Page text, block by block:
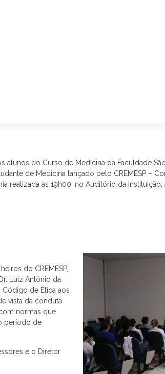
alunos do Curso de Medicina da Faculdade
de Medicina lançado pelo CREMESP –
realizada às 19h00, no Auditório da Instituição,
do CREMESP,
Luiz Antônio da
Código de Ética aos
vista da conduta
normas que
período de
e o Diretor